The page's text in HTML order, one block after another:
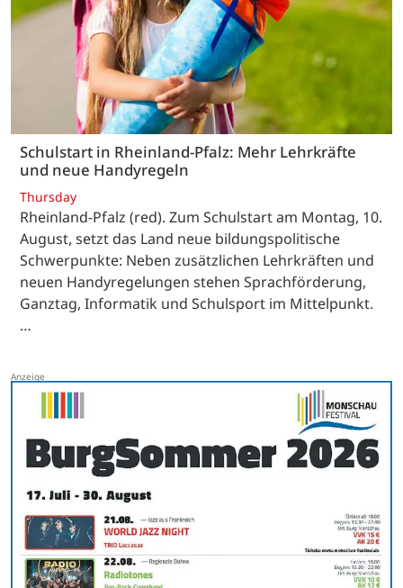
Schulstart in Rheinland-Pfalz: Mehr Lehrkräfte
und neue Handyregeln
Thursday
Rheinland-Pfalz (red). Zum Schulstart am Montag, 10.
August, setzt das Land neue bildungspolitische
Schwerpunkte: Neben zusätzlichen Lehrkräften und
neuen Handyregelungen stehen Sprachförderung,
Ganztag, Informatik und Schulsport im Mittelpunkt.
…